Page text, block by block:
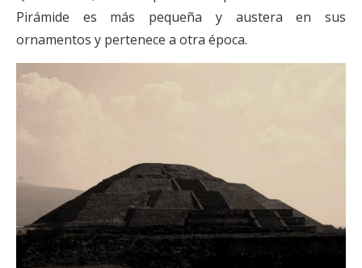
Pirámide es más pequeña y austera en sus
ornamentos y pertenece a otra época.